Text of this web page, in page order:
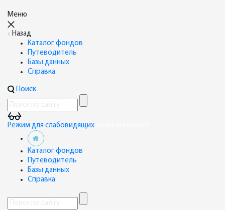
Меню
Назад
Каталог фондов
Путеводитель
Базы данных
Справка
Поиск
Режим для слабовидящих
Каталог фондов
Путеводитель
Базы данных
Справка